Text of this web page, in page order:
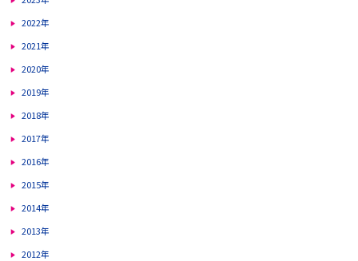
2022年
2021年
2020年
2019年
2018年
2017年
2016年
2015年
2014年
2013年
2012年